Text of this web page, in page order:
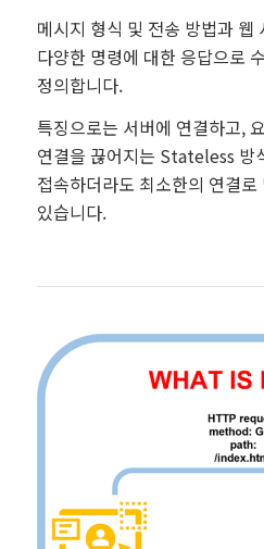
메시지 형식 및 전송 방법과 웹
다양한 명령에 대한 응답으로
정의합니다.
특징으로는 서버에 연결하고,
연결을 끊어지는 Stateless 방
접속하더라도 최소한의 연결
있습니다.